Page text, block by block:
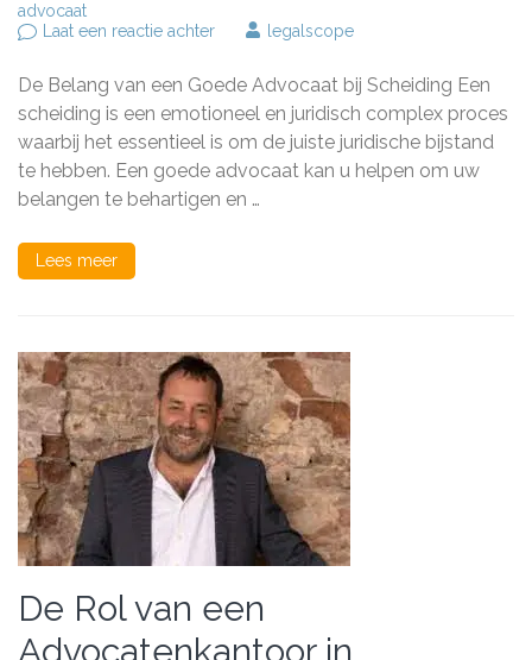
advocaat
Laat een reactie achterop
een
Goede
Advocaat
bij
uw
Scheiding
legalscope
De Belang van een Goede Advocaat bij Scheiding Een
scheiding is een emotioneel en juridisch complex proces
waarbij het essentieel is om de juiste juridische bijstand
te hebben. Een goede advocaat kan u helpen om uw
belangen te behartigen en …
Lees meer
De Rol van een
Advocatenkantoor in